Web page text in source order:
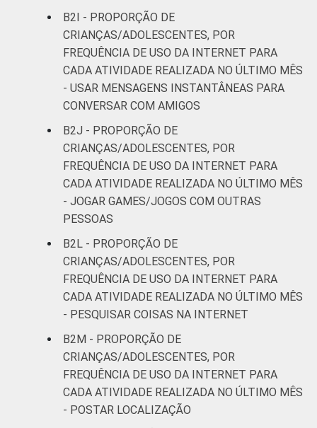
B2I - PROPORÇÃO DE
CRIANÇAS/ADOLESCENTES, POR
FREQUÊNCIA DE USO DA INTERNET PARA
CADA ATIVIDADE REALIZADA NO ÚLTIMO MÊS
- USAR MENSAGENS INSTANTÂNEAS PARA
CONVERSAR COM AMIGOS
B2J - PROPORÇÃO DE
CRIANÇAS/ADOLESCENTES, POR
FREQUÊNCIA DE USO DA INTERNET PARA
CADA ATIVIDADE REALIZADA NO ÚLTIMO MÊS
- JOGAR GAMES/JOGOS COM OUTRAS
PESSOAS
B2L - PROPORÇÃO DE
CRIANÇAS/ADOLESCENTES, POR
FREQUÊNCIA DE USO DA INTERNET PARA
CADA ATIVIDADE REALIZADA NO ÚLTIMO MÊS
- PESQUISAR COISAS NA INTERNET
B2M - PROPORÇÃO DE
CRIANÇAS/ADOLESCENTES, POR
FREQUÊNCIA DE USO DA INTERNET PARA
CADA ATIVIDADE REALIZADA NO ÚLTIMO MÊS
- POSTAR LOCALIZAÇÃO